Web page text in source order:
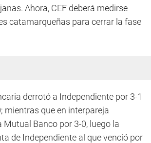
Ahora, CEF deberá medirse
catamarqueñas para cerrar la fase
derrotó a Independiente por 3-1
mientras que en interpareja
Mutual Banco por 3-0, luego la
de Independiente al que venció por